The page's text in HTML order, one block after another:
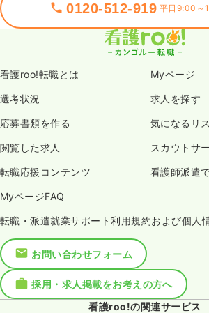
0120-512-919 平日9:00～
看護roo!転職とは Myページ
選考状況 求人を探す
応募書類を作る 気になるリ
閲覧した求人 スカウトサ
転職応援コンテンツ 看護師派遣
MyページFAQ
転職・派遣就業サポート利用規約および個人
お問い合わせフォーム
採用・求人掲載をお考えの方へ
看護roo!の関連サービス